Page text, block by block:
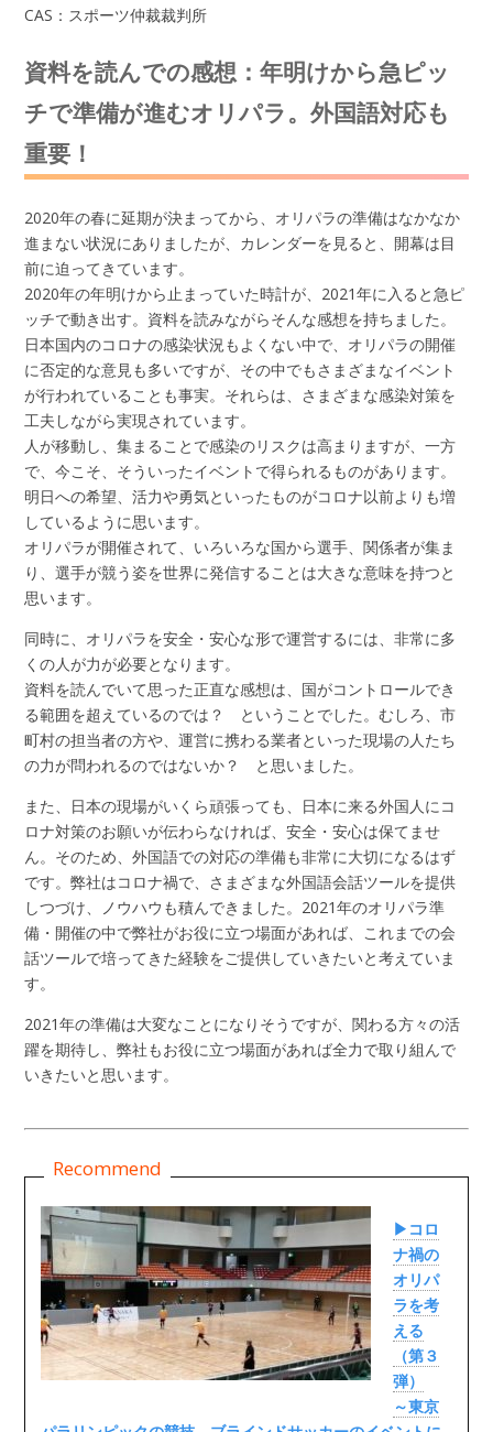
CAS：スポーツ仲裁裁判所
資料を読んでの感想：年明けから急ピッ
チで準備が進むオリパラ。外国語対応も
重要！
2020年の春に延期が決まってから、オリパラの準備はなかなか
進まない状況にありましたが、カレンダーを見ると、開幕は目
前に迫ってきています。
2020年の年明けから止まっていた時計が、2021年に入ると急ピ
ッチで動き出す。資料を読みながらそんな感想を持ちました。
日本国内のコロナの感染状況もよくない中で、オリパラの開催
に否定的な意見も多いですが、その中でもさまざまなイベント
が行われていることも事実。それらは、さまざまな感染対策を
工夫しながら実現されています。
人が移動し、集まることで感染のリスクは高まりますが、一方
で、今こそ、そういったイベントで得られるものがあります。
明日への希望、活力や勇気といったものがコロナ以前よりも増
しているように思います。
オリパラが開催されて、いろいろな国から選手、関係者が集ま
り、選手が競う姿を世界に発信することは大きな意味を持つと
思います。
同時に、オリパラを安全・安心な形で運営するには、非常に多
くの人が力が必要となります。
資料を読んでいて思った正直な感想は、国がコントロールでき
る範囲を超えているのでは？ ということでした。むしろ、市
町村の担当者の方や、運営に携わる業者といった現場の人たち
の力が問われるのではないか？ と思いました。
また、日本の現場がいくら頑張っても、日本に来る外国人にコ
ロナ対策のお願いが伝わらなければ、安全・安心は保てませ
ん。そのため、外国語での対応の準備も非常に大切になるはず
です。弊社はコロナ禍で、さまざまな外国語会話ツールを提供
しつづけ、ノウハウも積んできました。2021年のオリパラ準
備・開催の中で弊社がお役に立つ場面があれば、これまでの会
話ツールで培ってきた経験をご提供していきたいと考えていま
す。
2021年の準備は大変なことになりそうですが、関わる方々の活
躍を期待し、弊社もお役に立つ場面があれば全力で取り組んで
いきたいと思います。
▶コロ
ナ禍の
オリパ
ラを考
える
（第３
弾）
～東京